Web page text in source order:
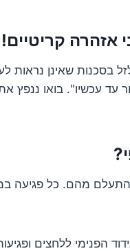
בסכנות שאינן נראות
עכשיו". בואו ננפץ
מהם. כל פגיעה
הפנימי ללחצים